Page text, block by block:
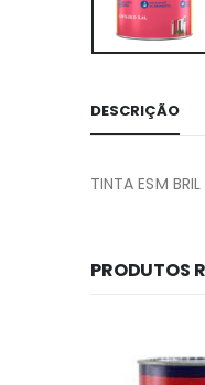
DESCRIÇÃO
TINTA ESM
PRODUTOS